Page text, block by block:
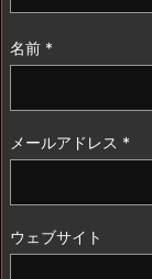
名前 *
メールアドレス *
ウェブサイト